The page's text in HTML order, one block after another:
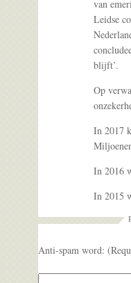
van
Leidse
blijft’.
Op
In 2017
In 2016
In 2015
Anti-spam word: